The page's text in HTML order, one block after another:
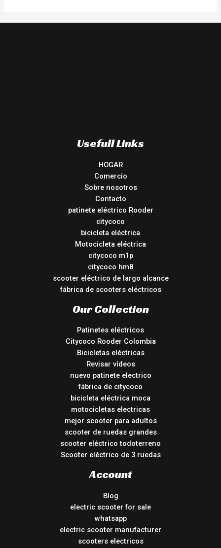
Usefull Links
HOGAR
Comercio
Sobre nosotros
Contacto
patinete eléctrico Rooder
citycoco
bicicleta eléctrica
Motocicleta eléctrica
citycoco m1p
citycoco hm8
scooter eléctrico de largo alcance
fábrica de scooters eléctricos
Our Collection
Patinetes eléctricos
Citycoco Rooder Colombia
Bicicletas eléctricas
Revisar vídeos
nuevo patinete electrico
fábrica de citycoco
bicicleta eléctrica moca
motocicletas electricas
mejor scooter para adultos
scooter de ruedas grandes
scooter eléctrico todoterreno
Scooter eléctrico de 3 ruedas
Account
Blog
electric scooter for sale
whatsapp
electric scooter manufacturer
scooters electricos